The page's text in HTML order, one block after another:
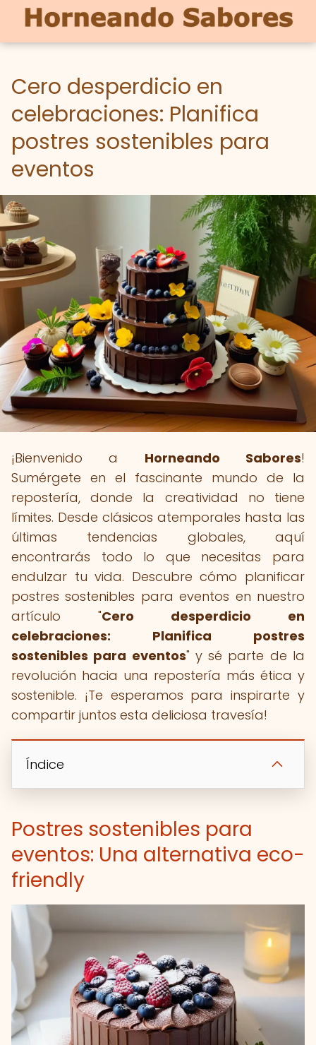
Cero desperdicio en
celebraciones: Planifica
postres sostenibles para
eventos
¡Bienvenido a Horneando Sabores!
Sumérgete en el fascinante mundo de la
repostería, donde la creatividad no tiene
límites. Desde clásicos atemporales hasta las
últimas tendencias globales, aquí
encontrarás todo lo que necesitas para
endulzar tu vida. Descubre cómo planificar
postres sostenibles para eventos en nuestro
artículo "Cero desperdicio en
celebraciones: Planifica postres
sostenibles para eventos" y sé parte de la
revolución hacia una repostería más ética y
sostenible. ¡Te esperamos para inspirarte y
compartir juntos esta deliciosa travesía!
Índice
Postres sostenibles para
eventos: Una alternativa eco-
friendly